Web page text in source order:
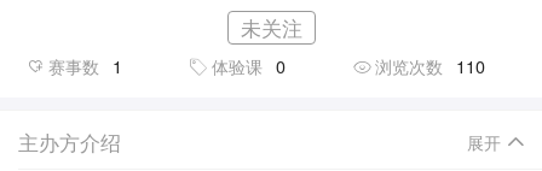
未关注
赛事数 1 体验课 0 浏览次数 110
主办方介绍 展开